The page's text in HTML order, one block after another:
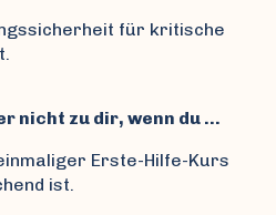
für kritische
nicht zu dir, wenn du …
Erste-Hilfe-Kurs
ist.